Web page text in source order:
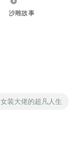
沙雕故事
女装大佬的超凡人生